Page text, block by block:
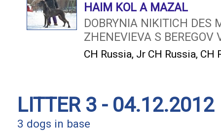
HAIM KOL A MAZAL
DOBRYNIA NIKITICH DES
ZHENEVIEVA S BEREGOV
CH Russia, Jr CH Russia, CH
LITTER 3 - 04.12.2012
3 dogs in base